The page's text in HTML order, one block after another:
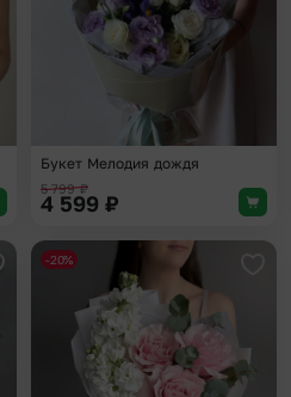
Букет Мелодия дождя
5 799₽
4 599 ₽
Добавить в избранное
-20%